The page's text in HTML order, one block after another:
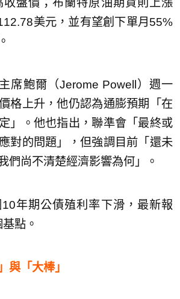
收盤價；布蘭特原油期貨則上漲
美元，並有望創下單月55%
席鮑爾（Jerome Powell）週一
格上升，他仍認為通膨預期「在
」。他也指出，聯準會「最終或
對的問題」，但強調目前「還未
們尚不清楚經濟影響為何」。
年期公債殖利率下滑，最新報
點。
與「大棒」